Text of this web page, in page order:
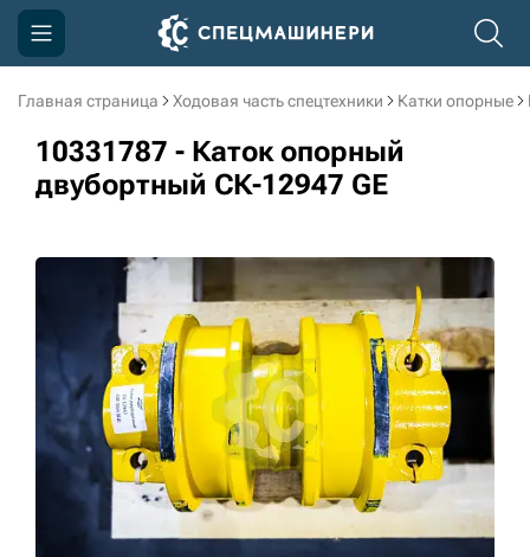
Главная страница Ходовая часть спецтехники Катки опорные
10331787 - Каток опорный
двубортный СК-12947 GE
Компания
Акции
Информация
3D тур по производству
3D тур по складам
sksale@skdst.ru